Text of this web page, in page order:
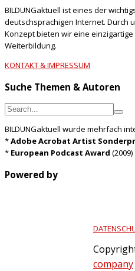
BILDUNGaktuell ist eines der
deutschsprachigen Internet. Durch
Konzept bieten wir eine
Weiterbildung.
KONTAKT & IMPRESSUM
Suche Themen & Autoren
BILDUNGaktuell wurde mehrfach
*Adobe Acrobat Artist
* European Podcast Award (2009)
Powered by
company